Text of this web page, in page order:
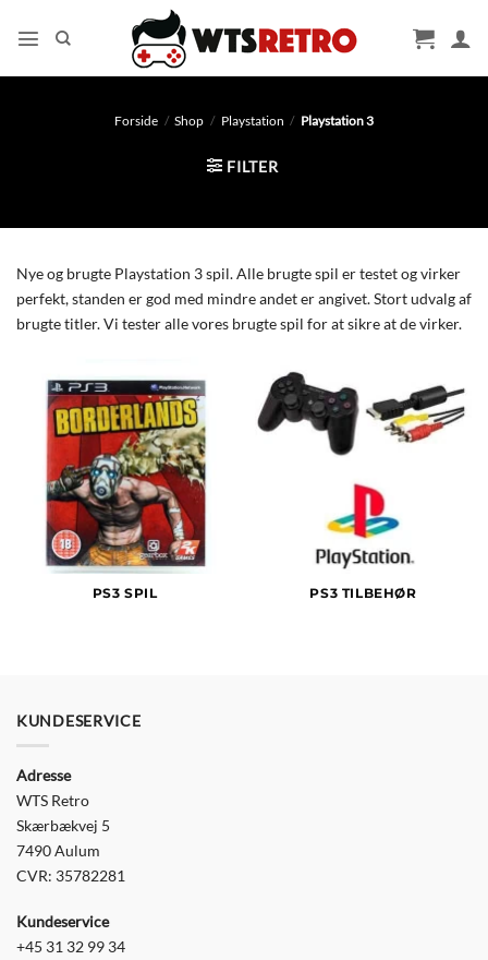
Forside / Shop / Playstation / Playstation 3
FILTER
Nye og brugte Playstation 3 spil. Alle brugte spil er testet og virker
perfekt, standen er god med mindre andet er angivet. Stort udvalg af
brugte titler. Vi tester alle vores brugte spil for at sikre at de virker.
PS3 SPIL PS3 TILBEHØR
KUNDESERVICE
Adresse
WTS Retro
Skærbækvej 5
7490 Aulum
CVR: 35782281
Kundeservice
+45 31 32 99 34